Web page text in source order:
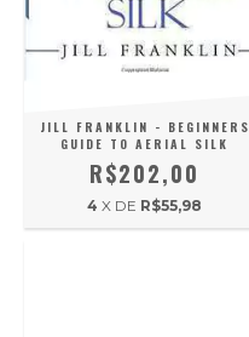
JILL FRANKLIN - BEGINNERS
GUIDE TO AERIAL SILK
R$202,00
4 X DE R$55,98